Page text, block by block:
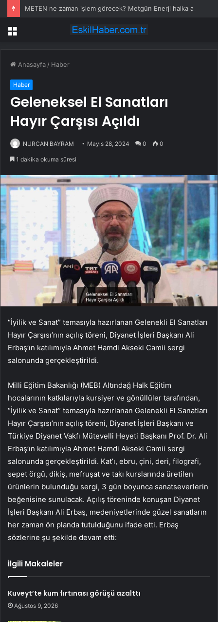
Menü
Anasayfa / Haber
Haber
Geleneksel El Sanatları
Hayır Çarşısı Açıldı
NURCAN BAYRAM Mayıs 28, 2024 0 0
1 dakika okuma süresi
“İyilik ve Sanat” temasıyla hazırlanan Gelenekli El Sanatları
Hayır Çarşısı’nın açılış töreni, Diyanet İşleri Başkanı Ali
Erbaş’ın katılımıyla Ahmet Hamdi Akseki Camii sergi
salonunda gerçekleştirildi.
Milli Eğitim Bakanlığı (MEB) Altındağ Halk Eğitim
hocalarının katkılarıyla kursiyer ve gönüllüler tarafından,
“İyilik ve Sanat” temasıyla hazırlanan Gelenekli El Sanatları
Hayır Çarşısı’nın açılış töreni, Diyanet İşleri Başkanı ve
Türkiye Diyanet Vakfı Mütevelli Heyeti Başkanı Prof. Dr. Ali
Erbaş’ın katılımıyla Ahmet Hamdi Akseki Camii sergi
salonunda gerçekleştirildi. Kat’ı, ebru, çini, deri, filografi,
sepet örgü, dikiş, mefruşat ve takı kurslarında üretilen
ürünlerin bulunduğu sergi, 3 gün boyunca sanatseverlerin
beğenisine sunulacak. Açılış töreninde konuşan Diyanet
İşleri Başkanı Ali Erbaş, medeniyetlerinde güzel sanatların
her zaman ön planda tutulduğunu ifade etti. Erbaş
sözlerine şu şekilde devam etti:
İlgili Makaleler
Kuveyt’te kum fırtınası görüşü azalttı
Ağustos 9, 2026